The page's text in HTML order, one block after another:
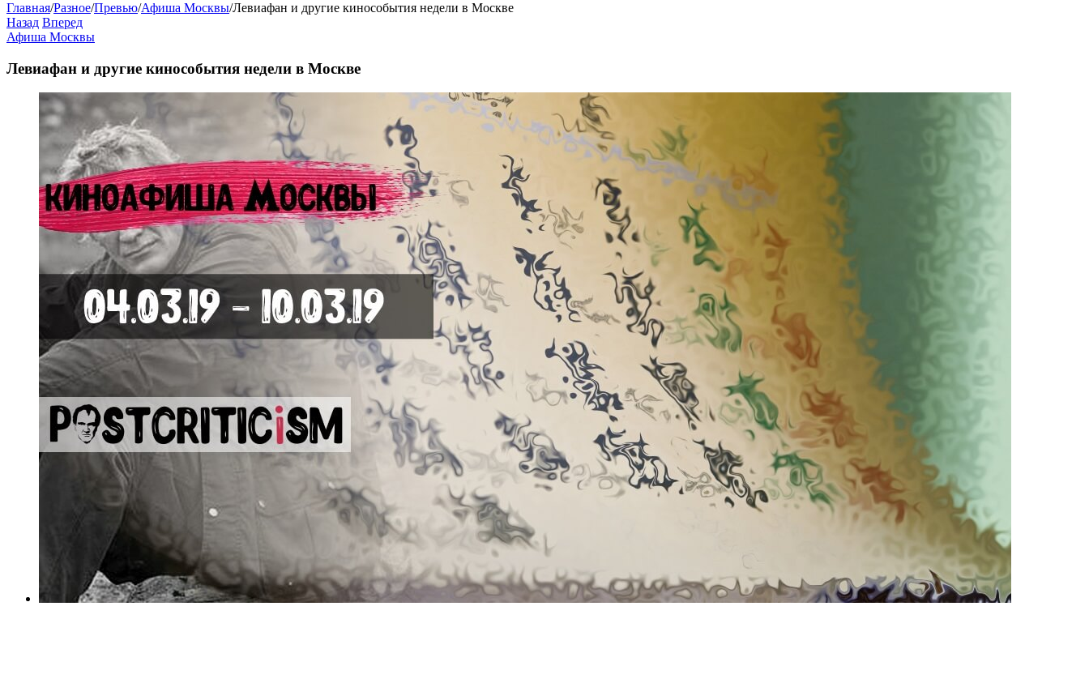
Главная/Разное/Превью/Афиша Москвы/Левиафан и другие кинособытия недели в Москве
Назад Вперед
Афиша Москвы
Левиафан и другие кинособытия недели в Москве